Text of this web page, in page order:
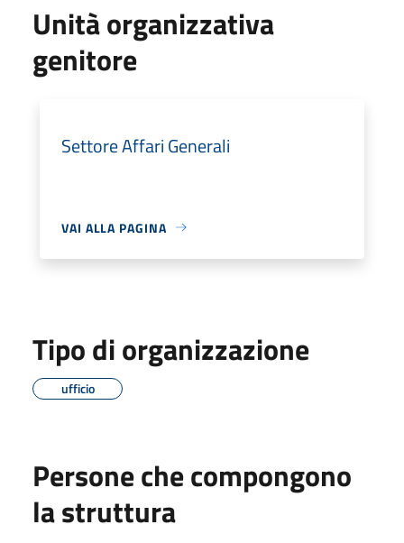
Unità organizzativa
genitore
Settore Affari Generali
VAI ALLA PAGINA
Tipo di organizzazione
ufficio
Persone che compongono
la struttura